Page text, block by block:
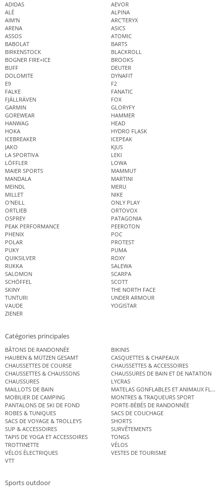
ADIDAS
AEVOR
ALÉ
ALPINA
AIM'N
ARC'TERYX
ARENA
ASICS
ASSOS
ATOMIC
BABOLAT
BARTS
BIRKENSTOCK
BLACKROLL
BOGNER FIRE+ICE
BROOKS
BUFF
DEUTER
DOLOMITE
DYNAFIT
E9
F2
FALKE
FANATIC
FJÄLLRÄVEN
FOX
GARMIN
GLORYFY
GOREWEAR
HAMMER
HANWAG
HEAD
HOKA
HYDRO FLASK
ICEBREAKER
ICEPEAK
JAKO
KJUS
LA SPORTIVA
LEKI
LÖFFLER
LOWA
MAIER SPORTS
MAMMUT
MANDALA
MARTINI
MEINDL
MERU
MILLET
NIKE
O'NEILL
ONLY PLAY
ORTLIEB
ORTOVOX
OSPREY
PATAGONIA
PEAK PERFORMANCE
PEEROTON
PHENIX
POC
POLAR
PROTEST
PUKY
PUMA
QUIKSILVER
ROXY
RUKKA
SALEWA
SALOMON
SCARPA
SCHÖFFEL
SCOTT
SKINY
THE NORTH FACE
TUNTURI
UNDER ARMOUR
VAUDE
YOGISTAR
ZIENER
Catégories principales
BÂTONS DE RANDONNÉE
BIKINIS
HAUBEN & MÜTZEN GESAMT
CASQUETTES & CHAPEAUX
CHAUSSETTES DE COURSE
CHAUSSETTES & ACCESSOIRES
CHAUSSETTES & CHAUSSONS
CHAUSSURES DE BAIN ET DE NATATION
CHAUSSURES
LYCRAS
MAILLOTS DE BAIN
MATELAS GONFLABLES ET ANIMAUX
MOBILIER DE CAMPING
MONTRES & TRAQUEURS SPORT
PANTALONS DE SKI DE FOND
PORTE-BÉBÉS DE RANDONNÉE
ROBES & TUNIQUES
SACS DE COUCHAGE
SACS DE VOYAGE & TROLLEYS
SHORTS
SUP & ACCESSOIRES
SURVÊTEMENTS
TAPIS DE YOGA ET ACCESSOIRES
TONGS
TROTTINETTE
VÉLOS
VÉLOS ÉLECTRIQUES
VESTES DE TOURISME
VTT
Sports outdoor